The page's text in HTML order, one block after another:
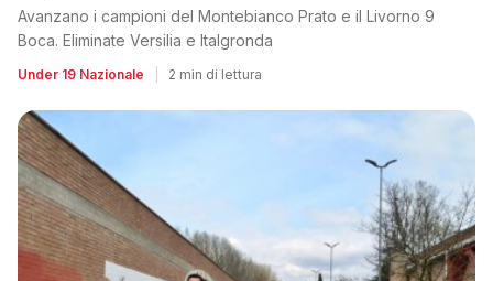
Avanzano i campioni del Montebianco Prato e il Livorno 9
Boca. Eliminate Versilia e Italgronda
Under 19 Nazionale 2 min di lettura